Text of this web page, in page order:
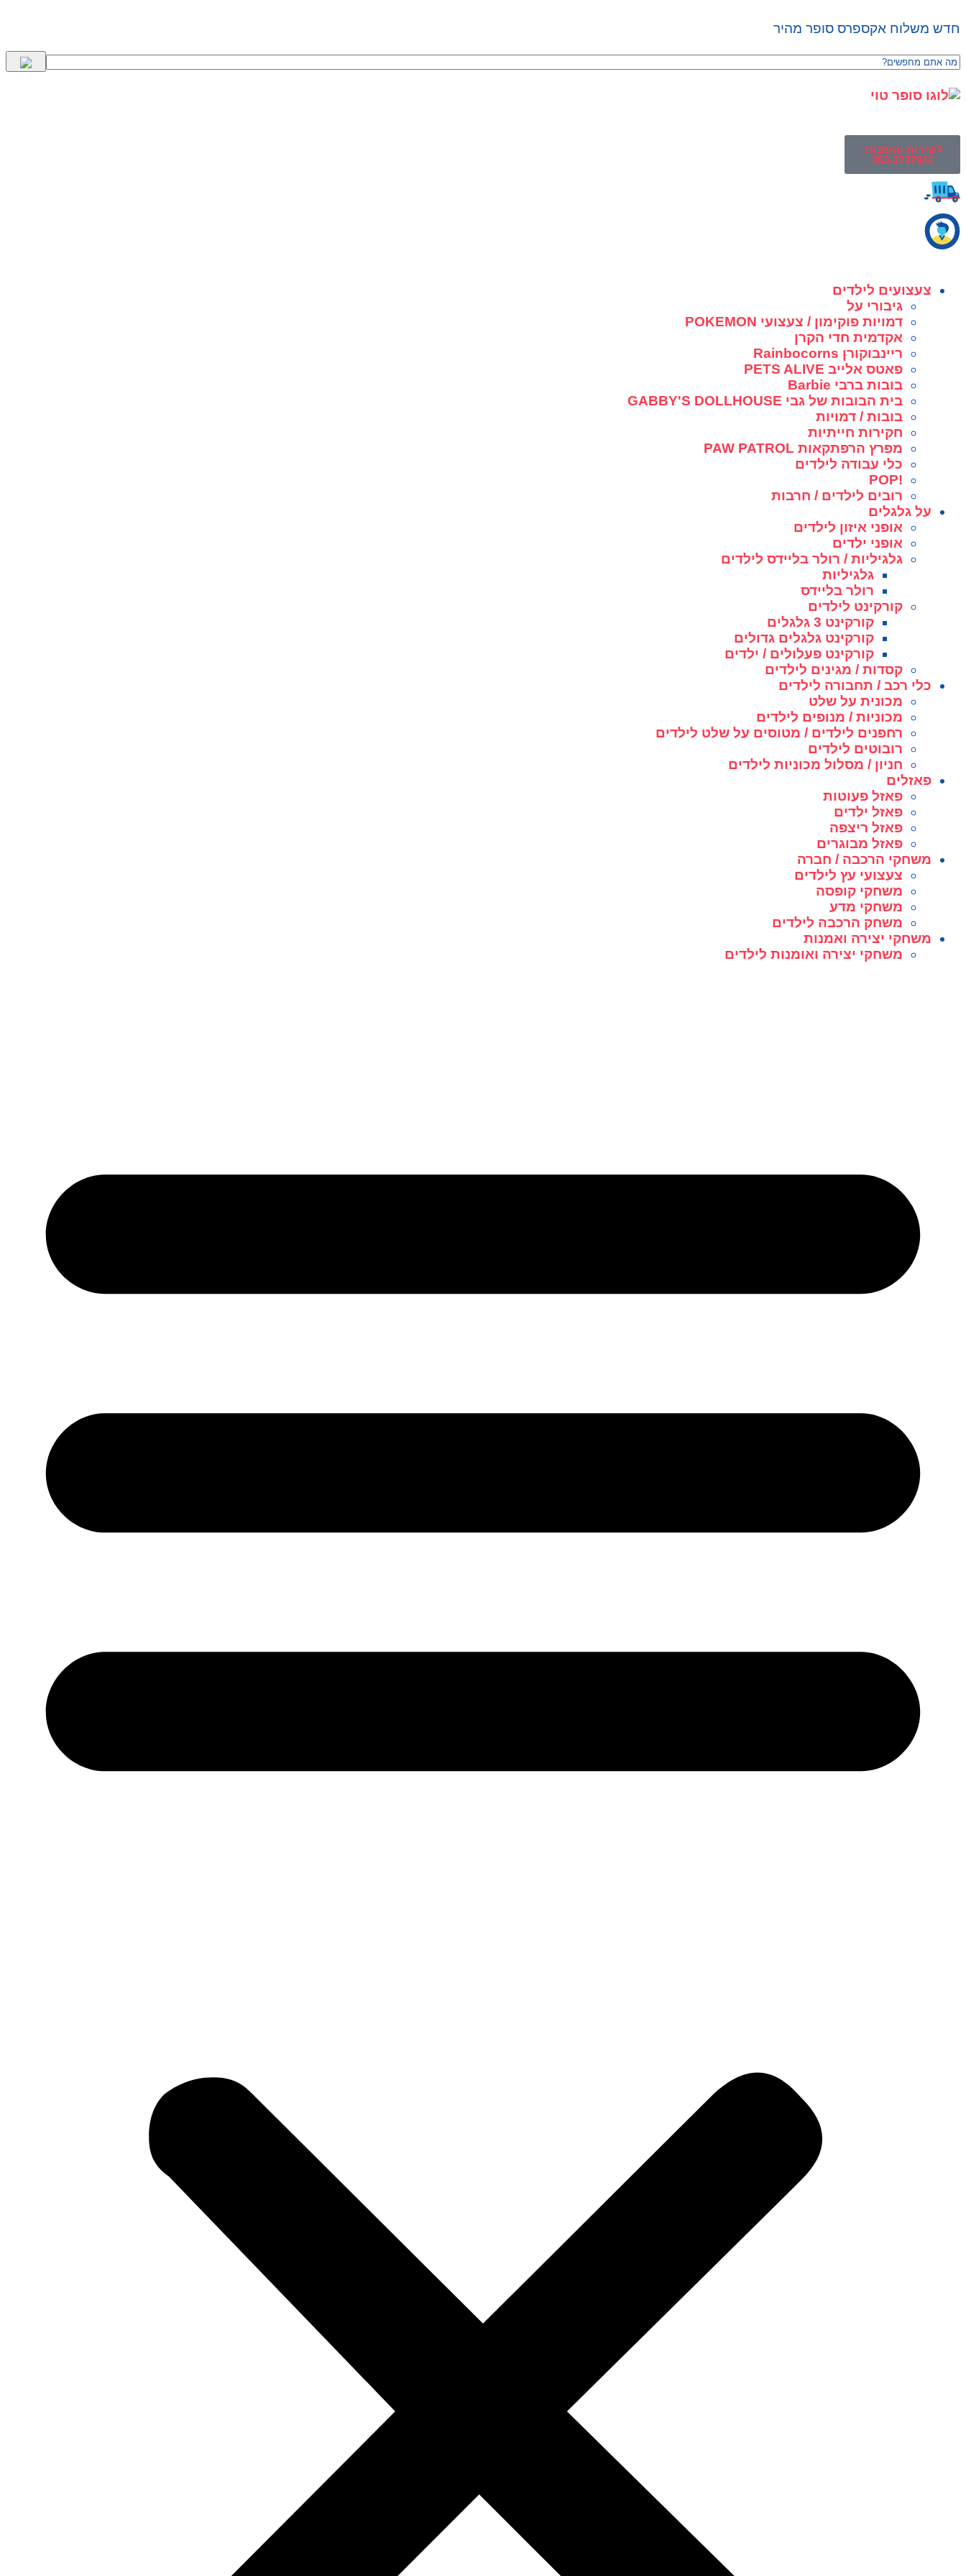
חדש משלוח אקספרס סופר מהיר
לשירות והזמנות:
053-3737944
צעצועים לילדים
גיבורי על
דמויות פוקימון / צעצועי POKEMON
אקדמית חדי הקרן
ריינבוקורן Rainbocorns
פאטס אלייב PETS ALIVE
בובות ברבי Barbie
בית הבובות של גבי GABBY'S DOLLHOUSE
בובות / דמויות
חקירות חייתיות
מפרץ הרפתקאות PAW PATROL
כלי עבודה לילדים
!POP
רובים לילדים / חרבות
על גלגלים
אופני איזון לילדים
אופני ילדים
גלגיליות / רולר בליידס לילדים
גלגיליות
רולר בליידס
קורקינט לילדים
קורקינט 3 גלגלים
קורקינט גלגלים גדולים
קורקינט פעלולים / ילדים
קסדות / מגינים לילדים
כלי רכב / תחבורה לילדים
מכונית על שלט
מכוניות / מנופים לילדים
רחפנים לילדים / מטוסים על שלט לילדים
רובוטים לילדים
חניון / מסלול מכוניות לילדים
פאזלים
פאזל פעוטות
פאזל ילדים
פאזל ריצפה
פאזל מבוגרים
משחקי הרכבה / חברה
צעצועי עץ לילדים
משחקי קופסה
משחקי מדע
משחק הרכבה לילדים
משחקי יצירה ואמנות
משחקי יצירה ואומנות לילדים